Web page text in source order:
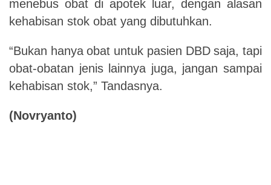
menebus obat di apotek luar, dengan alasan
kehabisan stok obat yang dibutuhkan.
“Bukan hanya obat untuk pasien DBD saja, tapi
obat-obatan jenis lainnya juga, jangan sampai
kehabisan stok,” Tandasnya.
(Novryanto)